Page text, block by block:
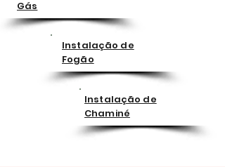
Gás
Instalação de
Fogão
Instalação de
Chaminé